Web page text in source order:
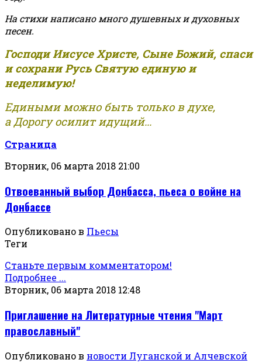
На стихи написано много душевных и духовных
песен.
Господи Иисусе Христе, Сыне Божий, спаси
и сохрани Русь Святую единую и
неделимую!
Едиными можно быть только в духе,
а Дорогу осилит идущий...
Страница
Вторник, 06 марта 2018 21:00
Отвоеванный выбор Донбасса, пьеса о войне на
Донбассе
Опубликовано в Пьесы
Теги
Станьте первым комментатором!
Подробнее ...
Вторник, 06 марта 2018 12:48
Приглашение на Литературные чтения "Март
православный"
Опубликовано в новости Луганской и Алчевской